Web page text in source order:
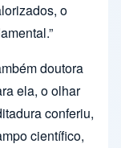
o
doutora
ela, o olhar
conferiu,
científico,